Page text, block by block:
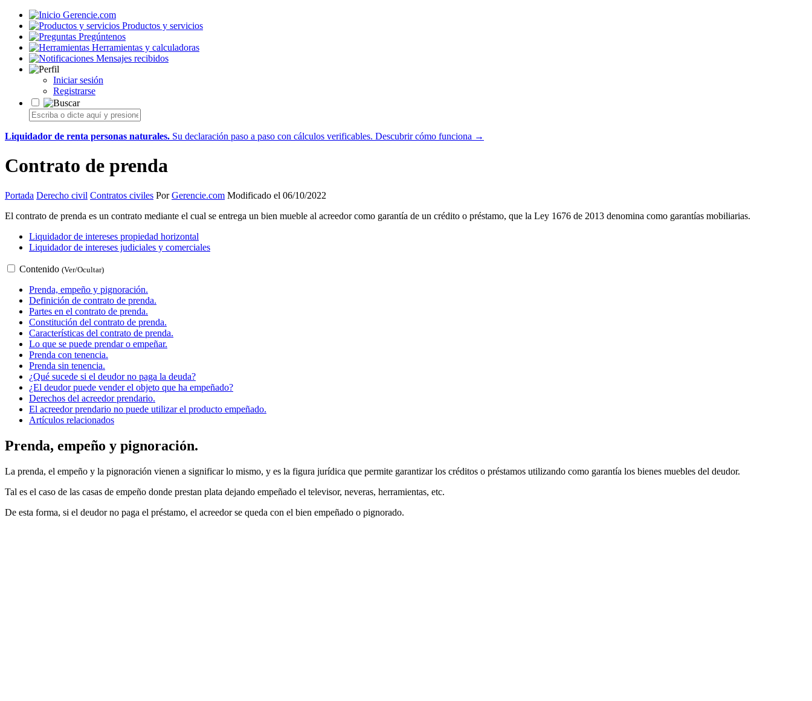
Gerencie.com
Productos y servicios
Pregúntenos
Herramientas y calculadoras
Mensajes recibidos
Iniciar sesión
Registrarse
Liquidador de renta personas naturales. Su declaración paso a paso con cálculos verificables. Descubrir cómo funciona →
Contrato de prenda
Portada Derecho civil Contratos civiles PorGerencie.com Modificado el 06/10/2022
El contrato de prenda es un contrato mediante el cual se entrega un bien mueble al acreedor como garantía de un crédito o préstamo, que la Ley 1676 de 2013 denomina como garantías mobiliarias.
Liquidador de intereses propiedad horizontal
Liquidador de intereses judiciales y comerciales
Contenido (Ver/Ocultar)
Prenda, empeño y pignoración.
Definición de contrato de prenda.
Partes en el contrato de prenda.
Constitución del contrato de prenda.
Características del contrato de prenda.
Lo que se puede prendar o empeñar.
Prenda con tenencia.
Prenda sin tenencia.
¿Qué sucede si el deudor no paga la deuda?
¿El deudor puede vender el objeto que ha empeñado?
Derechos del acreedor prendario.
El acreedor prendario no puede utilizar el producto empeñado.
Artículos relacionados
Prenda, empeño y pignoración.
La prenda, el empeño y la pignoración vienen a significar lo mismo, y es la figura jurídica que permite garantizar los créditos o préstamos utilizando como garantía los bienes muebles del deudor.
Tal es el caso de las casas de empeño donde prestan plata dejando empeñado el televisor, neveras, herramientas, etc.
De esta forma, si el deudor no paga el préstamo, el acreedor se queda con el bien empeñado o pignorado.